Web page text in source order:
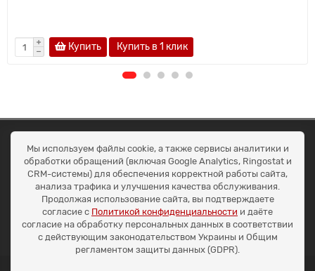
Купить Купить в 1 клик
ОКЕАН ТРЕЙД
Договір публичної оферти
Доставка та оплата
Наші контакти
Умови повернення
+38 (099) 452-20-02
+38 (098) 492-20-02
office@ocean.biz.ua
Мы используем файлы cookie, а также сервисы аналитики и
обработки обращений (включая Google Analytics, Ringostat и
CRM-системы) для обеспечения корректной работы сайта,
анализа трафика и улучшения качества обслуживания.
Продолжая использование сайта, вы подтверждаете
согласие с Политикой конфиденциальности и даёте
согласие на обработку персональных данных в соответствии
с действующим законодательством Украины и Общим
регламентом защиты данных (GDPR).